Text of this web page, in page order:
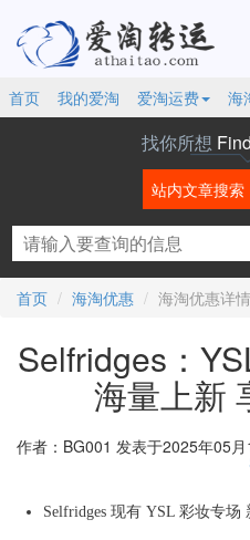
首页 我的爱淘 爱淘运费 海
找你所想
站内文章搜索
首页 海淘优惠 海淘优惠详情
Selfridges：
海量上新
作者：BG001 发表于2025年05
Selfridges 现有 YSL 彩妆专